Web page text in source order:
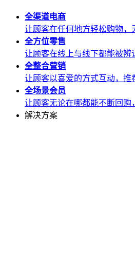
全渠道电商
让顾客在任何地方轻松购物，
全方位零售
让顾客在线上与线下都能被辨
全整合营销
让顾客以喜爱的方式互动，推
全场景会员
让顾客无论在哪都能不断回购
解决方案